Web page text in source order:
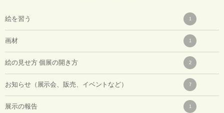
絵を習う 1
画材 1
絵の見せ方 個展の開き方 2
お知らせ（展示会、販売、イベントなど） 7
展示の報告 1